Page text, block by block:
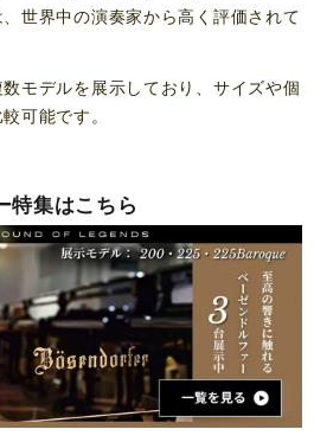
世界中の演奏家から高く評価されて
モデルを展示しており、サイズや個
可能です。
特集はこちら